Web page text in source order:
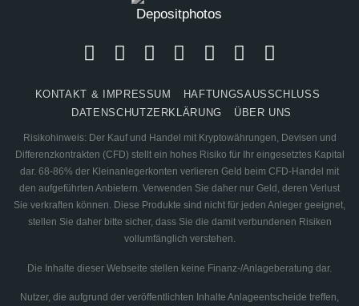
KONTAKT & IMPRESSUM
HAFTUNGSAUSSCHLUSS
DATENSCHUTZERKLÄRUNG
ÜBER UNS
Risikohinweis: Der Kauf und Handel mit Kryptowährungen, Devisen und
Differenzkontrakten (CFD) stellt ein hohes Risiko für Ihr eingesetztes Kapital
dar. 68-86% der Kleinanlegerkonten verlieren Geld beim CFD-Handel mit
den aufgeführten Anbietern. Verwenden Sie daher nur Geld, deren Verlust
Sie verkraften können. Diese Produkte sind nicht für jeden Anleger geeignet,
stellen Sie daher bitte sicher, dass Sie die damit verbundenen Risiken
vollumfänglich verstehen.
Die Inhalte dieser Webseite stellen keine Finanz-/Anlageberatung dar.
Nutzer, die aufgrund der veröffentlichten Inhalte Anlageentscheide treffen,